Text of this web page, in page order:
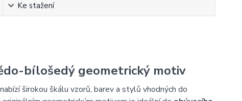
Ke stažení
bílošedý geometrický motiv
širokou škálu vzorů, barev a stylů vhodných do